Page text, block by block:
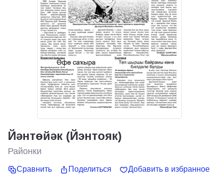
Йәнтөйәк (Йэнтояк)
Районки
Сравнить Поделиться Добавить в избранное